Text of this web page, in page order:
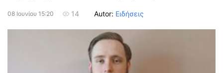
08 Ιουνίου 15:20 14 Autor: Ειδήσεις